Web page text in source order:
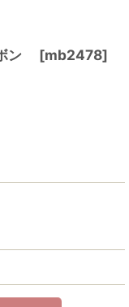
ン [mb2478]